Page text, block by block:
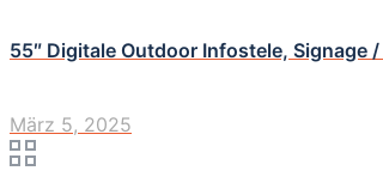
55″ Digitale Outdoor Infostele, Signage
März 5, 2025